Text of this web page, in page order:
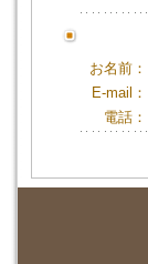
お名前：
E-mail：
電話：